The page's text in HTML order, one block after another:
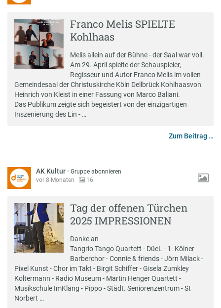
Franco Melis SPIELTE
Kohlhaas
Melis allein auf der Bühne - der Saal war voll.
Am 29. April spielte der Schauspieler,
Regisseur und Autor Franco Melis im vollen
Gemeindesaal der Christuskirche Köln Dellbrück Kohlhaasvon
Heinrich von Kleist in einer Fassung von Marco Baliani.
Das Publikum zeigte sich begeistert von der einzigartigen
Inszenierung des Ein - …
Zum Beitrag …
AK Kultur ·Gruppe abonnieren
vor 8 Monaten
16
Tag der offenen Türchen
2025 IMPRESSIONEN
Danke an
Tangrio Tango Quartett - DüeL - 1. Kölner
Barberchor - Connie & friends - Jörn Milack -
Pixel Kunst - Chor im Takt - Birgit Schiffer - Gisela Zumkley
Koltermann - Radio Museum - Martin Henger Quartett -
Musikschule ImKlang - Pippo - Städt. Seniorenzentrum - St
Norbert …